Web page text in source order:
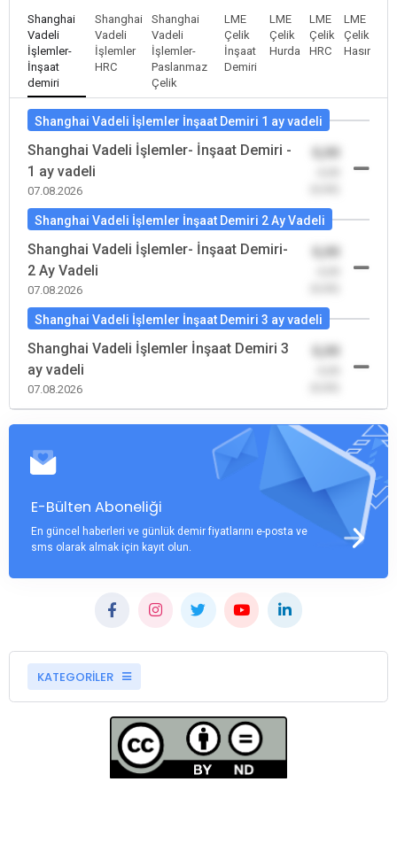
Shanghai
Vadeli
İşlemler-
İnşaat
demiri
Shanghai
Vadeli
İşlemler
HRC
Shanghai
Vadeli
İşlemler-
Paslanmaz
Çelik
LME
Çelik
İnşaat
Demiri
LME
Çelik
Hurda
LME
Çelik
HRC
LME
Çelik
Hasır
Shanghai Vadeli İşlemler İnşaat Demiri 1 ay vadeli
Shanghai Vadeli İşlemler- İnşaat Demiri -
1 ay vadeli
07.08.2026
0,00
Shanghai Vadeli İşlemler İnşaat Demiri 2 Ay Vadeli
Shanghai Vadeli İşlemler- İnşaat Demiri-
2 Ay Vadeli
07.08.2026
0,00
Shanghai Vadeli İşlemler İnşaat Demiri 3 ay vadeli
Shanghai Vadeli İşlemler İnşaat Demiri 3
ay vadeli
07.08.2026
0,00
E-Bülten Aboneliği
En güncel haberleri ve günlük demir fiyatlarını e-posta ve
sms olarak almak için kayıt olun.
KATEGORİLER